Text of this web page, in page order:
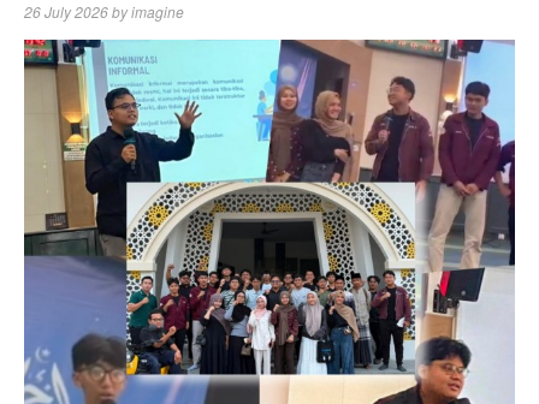
26 July 2026byimagine